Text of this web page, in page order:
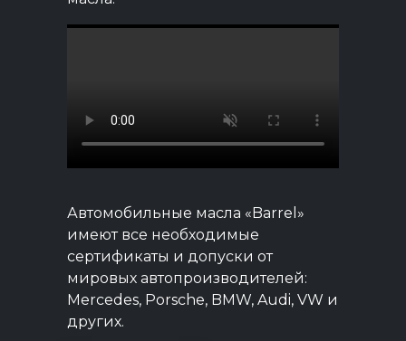
Автомобильные масла «Barrel»
имеют все необходимые
сертификаты и допуски от
мировых автопроизводителей:
Mercedes, Porsche, BMW, Audi, VW и
других.